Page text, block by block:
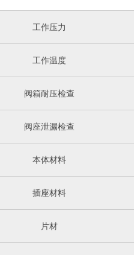
工作压力
工作温度
阀箱耐压检查
阀座泄漏检查
本体材料
插座材料
片材